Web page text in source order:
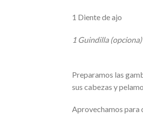
1 Diente de ajo
1 Guindilla (opciona)
Preparamos las
sus cabezas y
Aprovechamos para